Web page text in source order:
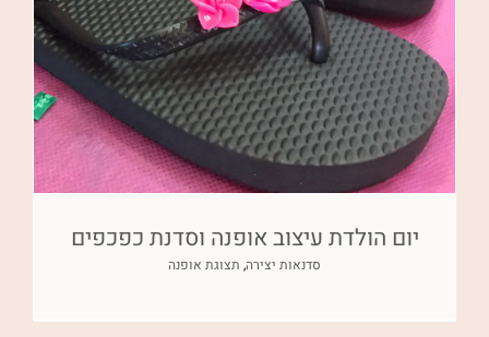
יום הולדת עיצוב אופנה וסדנת כפכפים
סדנאות יצירה, תצוגת אופנה